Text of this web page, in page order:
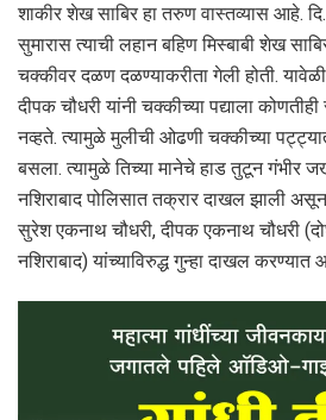
शाकीर शेख साबिर हा तरुण वास्तव्यास आहे.
सुमारास त्याची लहान बहिण मिस्बाबी शेख
चक्कीवर दळण दळण्याकरीता गेली होती.
दीपक चौधरी यांनी चक्कीच्या पद्याला
नव्हते. त्यामुळे मुलीची ओढणी चक्कीच्या
बसला. त्यामुळे तिच्या मानेचे हाड तुटून गंभीर
नशिराबाद पोलिसात तक्रार दाखल झाली
सुरेश एकनाथ चौधरी, दीपक एकनाथ चौधरी
नशिराबाद) यांच्याविरुद्ध गुन्हा दाखल